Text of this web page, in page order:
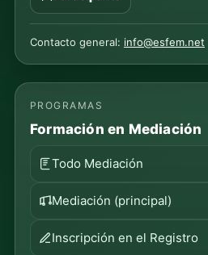
Contacto general: info@esfem.net
PROGRAMAS
Formación en Mediación
Todo Mediación
Mediación (principal)
Inscripción en el Registro